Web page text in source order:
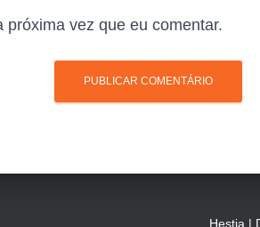
vez que eu comentar.
Hestia |